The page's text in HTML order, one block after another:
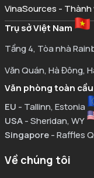
VinaSources -
Trụ sở Việt Nam
Tầng 4, Tòa nhà
Văn Quán, Hà Đông,
Văn phòng toàn cầu
EU - Tallinn, Estonia
USA- Sheridan, WY
Singapore- Raffles
Về chúng tôi